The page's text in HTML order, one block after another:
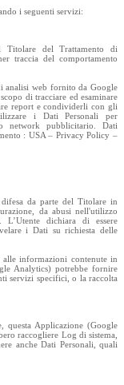
i seguenti servizi:
Titolare del Trattamento di
traccia del comportamento
analisi web fornito da Google
di tracciare ed esaminare
report e condividerli con gli
i Dati Personali per
network pubblicitario. Dati
: USA – Privacy Policy –
da parte del Titolare in
da abusi nell'utilizzo
L’Utente dichiara di essere
i Dati su richiesta delle
informazioni contenute in
Analytics) potrebbe fornire
servizi specifici, o la raccolta
questa Applicazione (Google
raccogliere Log di sistema,
anche Dati Personali, quali